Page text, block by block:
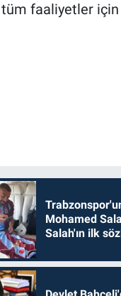
tüm faaliyetler
Mohamed
Salah'ın ilk